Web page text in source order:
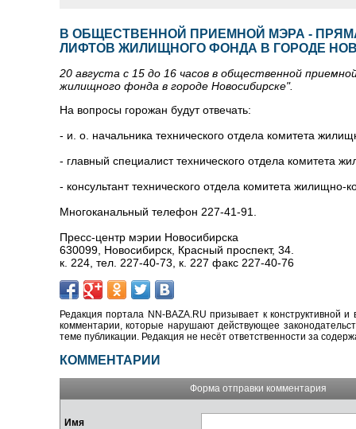
В ОБЩЕСТВЕННОЙ ПРИЕМНОЙ МЭРА -
ЛИФТОВ ЖИЛИЩНОГО ФОНДА В ГОРОДЕ
20 августа с 15 до 16 часов в общественной
жилищного фонда в городе Новосибирске".
На вопросы горожан будут отвечать:
- и. о. начальника технического отдела комитета
- главный специалист технического отдела комитета
- консультант технического отдела комитета
Многоканальный телефон 227-41-91.
Пресс-центр мэрии Новосибирска
630099, Новосибирск, Красный проспект, 34.
к. 224, тел. 227-40-73, к. 227 факс 227-40-76
Редакция портала NN-BAZA.RU призывает к конструктивной
комментарии, которые нарушают действующее
теме публикации. Редакция не несёт ответственности за
КОММЕНТАРИИ
Форма отправки комментария
Имя